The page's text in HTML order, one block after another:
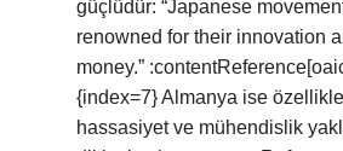
güçlüdür: “Japanese
renowned for their innovation
money.”
{index=7} Almanya ise
hassasiyet ve mühendislik